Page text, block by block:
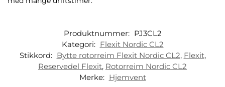
Produktnummer: PJ3CL2
Kategori: Flexit Nordic CL2
Stikkord: Bytte rotorreim Flexit Nordic CL2, Flexit,
Reservedel Flexit, Rotorreim Nordic CL2
Merke: Hjemvent